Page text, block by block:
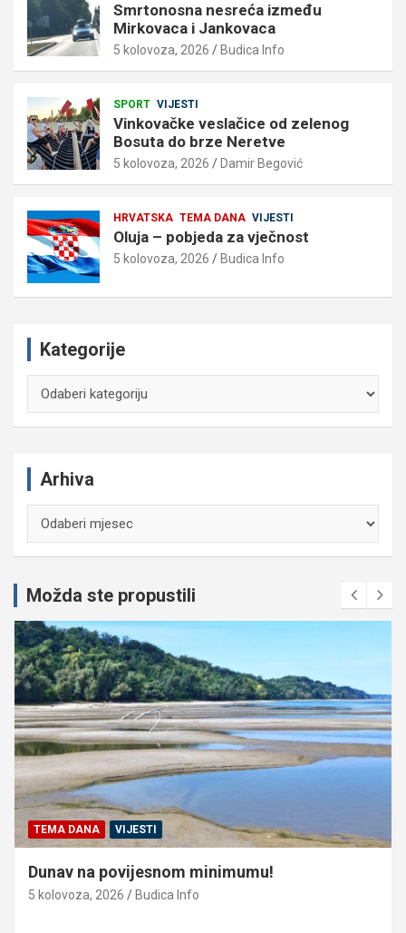
Smrtonosna nesreća između
Mirkovaca i Jankovaca
5 kolovoza, 2026 Budica Info
SPORT VIJESTI
Vinkovačke veslačice od zelenog
Bosuta do brze Neretve
5 kolovoza, 2026 Damir Begović
HRVATSKA TEMA DANA VIJESTI
Oluja – pobjeda za vječnost
5 kolovoza, 2026 Budica Info
Kategorije
Arhiva
Možda ste propustili
TEMA DANA VIJESTI
Dunav na povijesnom minimumu!
5 kolovoza, 2026 Budica Info